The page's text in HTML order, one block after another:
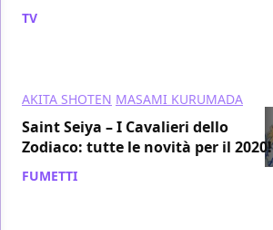
TV
AKITA SHOTEN MASAMI KURUMADA
Saint Seiya – I Cavalieri dello
Zodiaco: tutte le novità per il 2020!
FUMETTI